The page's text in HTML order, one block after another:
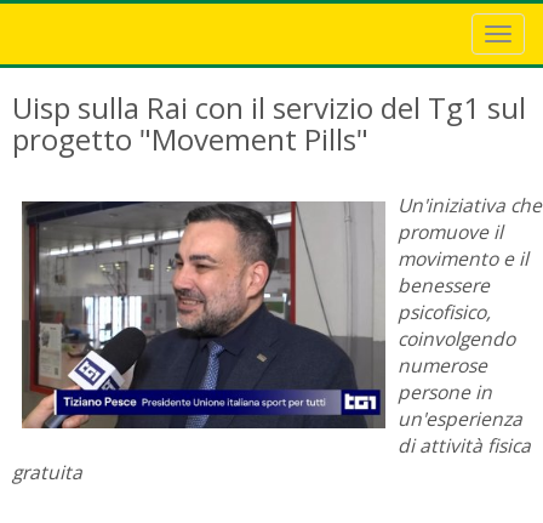
Uisp sulla Rai con il servizio del Tg1 sul
progetto "Movement Pills"
Un'iniziativa che
promuove il
movimento e il
benessere
psicofisico,
coinvolgendo
numerose
persone in
un'esperienza
di attività fisica
gratuita